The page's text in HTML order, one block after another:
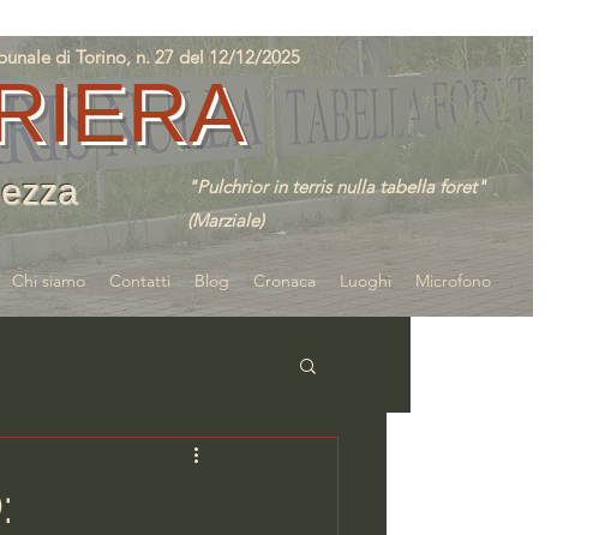
"Pulchrior in terris nulla tabella foret"
(Marziale)
Chi siamo Contatti Blog Cronaca Luoghi Microfono
di Torino, n. 27 del 12/12/2025